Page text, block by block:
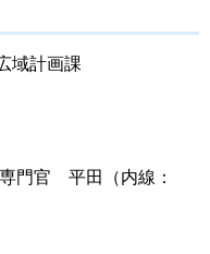
域計画課
門官 平田（内線：